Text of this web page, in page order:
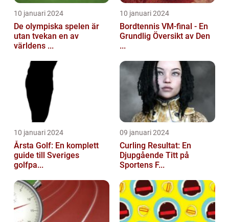
10 januari 2024
De olympiska spelen är
utan tvekan en av
världens ...
10 januari 2024
Bordtennis VM-final - En
Grundlig Översikt av Den
...
10 januari 2024
Årsta Golf: En komplett
guide till Sveriges
golfpa...
09 januari 2024
Curling Resultat: En
Djupgående Titt på
Sportens F...